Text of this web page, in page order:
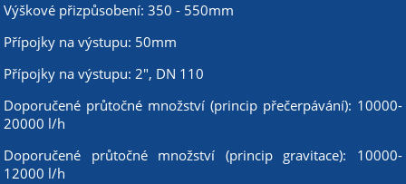
Výškové přizpůsobení: 350 - 550mm
Přípojky na výstupu: 50mm
Přípojky na výstupu: 2", DN 110
Doporučené průtočné množství (princip přečerpávání): 10000-
20000 l/h
Doporučené průtočné množství (princip gravitace): 10000-
12000 l/h